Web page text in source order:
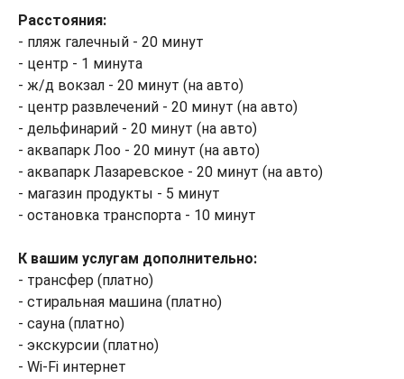
Расстояния:
- пляж галечный - 20 минут
- центр - 1 минута
- ж/д вокзал - 20 минут (на авто)
- центр развлечений - 20 минут (на авто)
- дельфинарий - 20 минут (на авто)
- аквапарк Лоо - 20 минут (на авто)
- аквапарк Лазаревское - 20 минут (на авто)
- магазин продукты - 5 минут
- остановка транспорта - 10 минут
К вашим услугам дополнительно:
- трансфер (платно)
- стиральная машина (платно)
- сауна (платно)
- экскурсии (платно)
- Wi-Fi интернет